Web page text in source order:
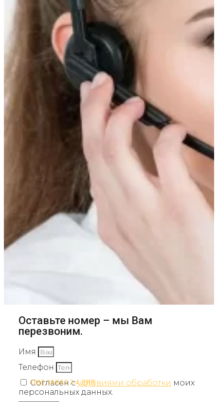
ПОД ЗАКАЗ 2-4 ДНЯ
Оставьте номер – мы Вам
перезвоним.
Имя
Телефон
Согласен сусловиями обработки моих
персональных данных.